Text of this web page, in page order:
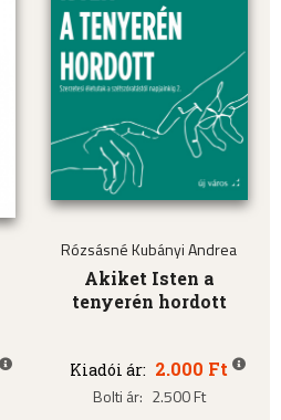
Rózsásné Kubányi Andrea
Akiket Isten a
tenyerén hordott
Kiadói ár: 2.000 Ft
Bolti ár: 2.500 Ft